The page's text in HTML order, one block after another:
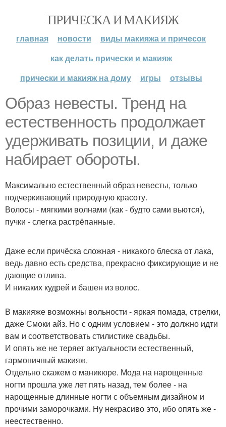
ПРИЧЕСКА И МАКИЯЖ
главная новости
виды макияжа и причесок
как делать прически и макияж
прически и макияж на дому
игры отзывы
Образ невесты. Тренд на
естественность продолжает
удерживать позиции, и даже
набирает обороты.
Максимально естественный образ невесты, только
подчеркивающий природную красоту.
Волосы - мягкими волнами (как - будто сами вьются),
пучки - слегка растрёпанные.
Даже если причёска сложная - никакого блеска от лака,
ведь давно есть средства, прекрасно фиксирующие и не
дающие отлива.
И никаких кудрей и башен из волос.
В макияже возможны вольности - яркая помада, стрелки,
даже Смоки айз. Но с одним условием - это должно идти
вам и соответствовать стилистике свадьбы.
И опять же не теряет актуальности естественный,
гармоничный макияж.
Отдельно скажем о маникюре. Мода на нарощенные
ногти прошла уже лет пять назад, тем более - на
нарощенные длинные ногти с объемным дизайном и
прочими заморочками. Ну некрасиво это, ибо опять же -
неестественно.